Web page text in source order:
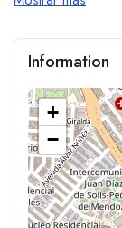
Information
+
−